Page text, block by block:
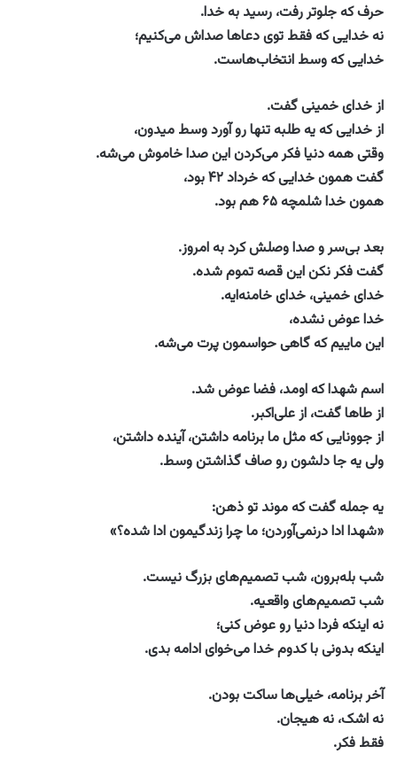
حرف که جلوتر رفت، رسید به خدا.
نه خدایی که فقط توی دعاها صداش می‌کنیم؛
خدایی که وسط انتخاب‌هاست.
از خدای خمینی گفت.
از خدایی که یه طلبه تنها رو آورد وسط میدون،
وقتی همه دنیا فکر می‌کردن این صدا خاموش می‌شه.
گفت همون خدایی که خرداد ۴۲ بود،
همون خدا شلمچه ۶۵ هم بود.
بعد بی‌سر و صدا وصلش کرد به امروز.
گفت فکر نکن این قصه تموم شده.
خدای خمینی، خدای خامنه‌ایه.
خدا عوض نشده،
این ماییم که گاهی حواسمون پرت می‌شه.
اسم شهدا که اومد، فضا عوض شد.
از طاها گفت، از علی‌اکبر.
از جوونایی که مثل ما برنامه داشتن، آینده داشتن،
ولی یه جا دلشون رو صاف گذاشتن وسط.
یه جمله گفت که موند تو ذهن:
«شهدا ادا درنمی‌آوردن؛ ما چرا زندگیمون ادا شده؟»
شب بله‌برون، شب تصمیم‌های بزرگ نیست.
شب تصمیم‌های واقعیه.
نه اینکه فردا دنیا رو عوض کنی؛
اینکه بدونی با کدوم خدا می‌خوای ادامه بدی.
آخر برنامه، خیلی‌ها ساکت بودن.
نه اشک، نه هیجان.
فقط فکر.